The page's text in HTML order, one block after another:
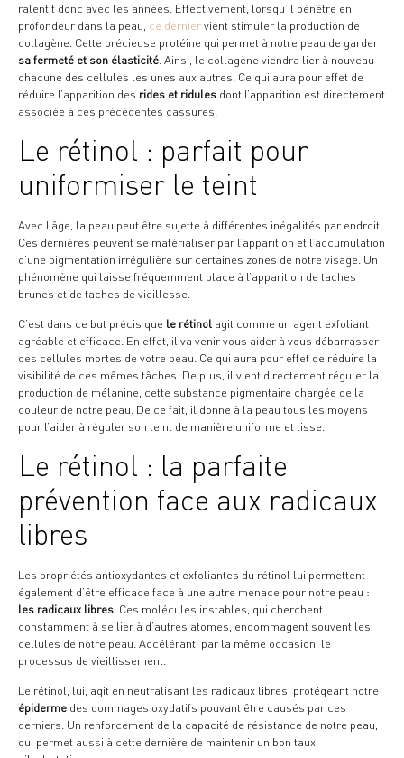
ralentit donc avec les années. Effectivement, lorsqu’il pénètre en
profondeur dans la peau, ce derniervient stimuler la production de
collagène. Cette précieuse protéine qui permet à notre peau de garder
sa fermeté et son élasticité. Ainsi, le collagène viendra lier à nouveau
chacune des cellules les unes aux autres. Ce qui aura pour effet de
réduire l’apparition des rides et ridules dont l’apparition est directement
associée à ces précédentes cassures.
Le rétinol : parfait pour
uniformiser le teint
Avec l’âge, la peau peut être sujette à différentes inégalités par endroit.
Ces dernières peuvent se matérialiser par l’apparition et l’accumulation
d’une pigmentation irrégulière sur certaines zones de notre visage. Un
phénomène qui laisse fréquemment place à l’apparition de taches
brunes et de taches de vieillesse.
C’est dans ce but précis que le rétinol agit comme un agent exfoliant
agréable et efficace. En effet, il va venir vous aider à vous débarrasser
des cellules mortes de votre peau. Ce qui aura pour effet de réduire la
visibilité de ces mêmes tâches. De plus, il vient directement réguler la
production de mélanine, cette substance pigmentaire chargée de la
couleur de notre peau. De ce fait, il donne à la peau tous les moyens
pour l’aider à réguler son teint de manière uniforme et lisse.
Le rétinol : la parfaite
prévention face aux radicaux
libres
Les propriétés antioxydantes et exfoliantes du rétinol lui permettent
également d’être efficace face à une autre menace pour notre peau :
les radicaux libres . Ces molécules instables, qui cherchent
constamment à se lier à d’autres atomes, endommagent souvent les
cellules de notre peau. Accélérant, par la même occasion, le
processus de vieillissement.
Le rétinol, lui, agit en neutralisant les radicaux libres, protégeant notre
épiderme des dommages oxydatifs pouvant être causés par ces
derniers. Un renforcement de la capacité de résistance de notre peau,
qui permet aussi à cette dernière de maintenir un bon taux